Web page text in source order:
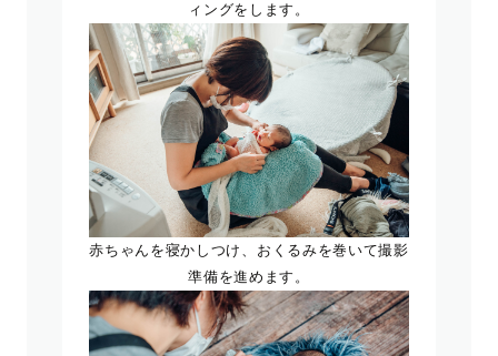
ィングをします。
赤ちゃんを寝かしつけ、おくるみを巻いて撮影
準備を進めます。